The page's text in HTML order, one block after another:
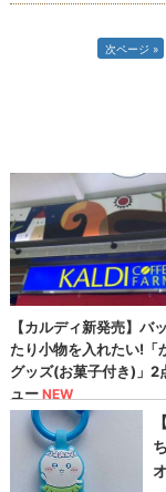
次ページ